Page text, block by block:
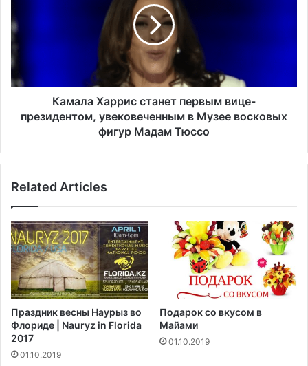
г
и
с
т
ы
р
ж
и
в
р
е
к
е
5
0
-
ф
л
а
Х
а
р
н
п
е
р
в
ы
м
в
и
ц
е
Камала Харрис станет первым вице-
президентом, увековеченным в Музее восковых
фигур Мадам Тюссо
Related Articles
Праздник весны Наурыз во
Флориде | Nauryz in Florida
2017
01.10.2019
Подарок со вкусом в
Майами
01.10.2019